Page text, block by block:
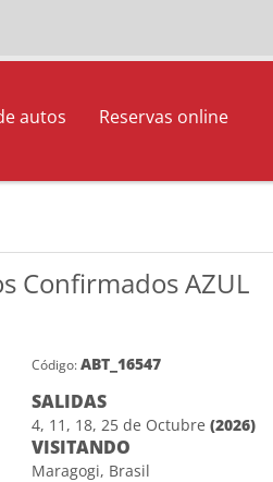
autos Reservas online
Confirmados AZUL
Código:ABT_16547
SALIDAS
4, 11, 18, 25 de Octubre(2026)
VISITANDO
Maragogi, Brasil